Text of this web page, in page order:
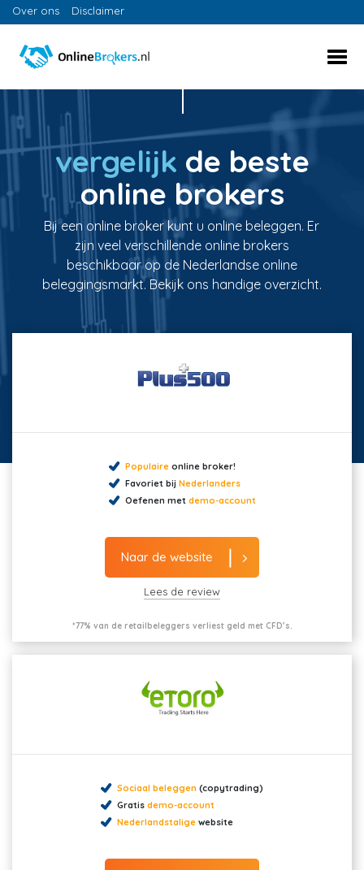
Over ons Disclaimer
vergelijk de beste
online brokers
Bij een online broker kunt u online beleggen. Er
zijn veel verschillende online brokers
beschikbaar op de Nederlandse online
beleggingsmarkt. Bekijk ons handige overzicht.
Populaireonline broker!
Favoriet bij Nederlanders
Oefenen met demo-account
Naar de website
Lees de review
*77% van de retailbeleggers verliest geld met CFD’s.
Sociaal beleggen (copytrading)
Gratis demo-account
Nederlandstalige website